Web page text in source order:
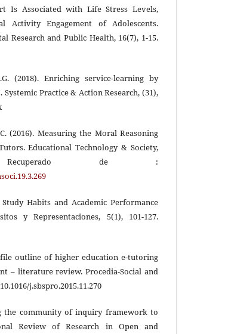
Is Associated with Life Stress Levels,
Activity Engagement of Adolescents.
and Public Health, 16(7), 1-15.
(2018). Enriching service-learning by
Practice & Action Research, (31),
(2016). Measuring the Moral Reasoning
Educational Technology & Society,
Recuperado de :
Habits and Academic Performance
y Representaciones, 5(1), 101-127.
outline of higher education e-tutoring
– literature review. Procedia-Social and
j.sbspro.2015.11.270
the community of inquiry framework to
Review of Research in Open and